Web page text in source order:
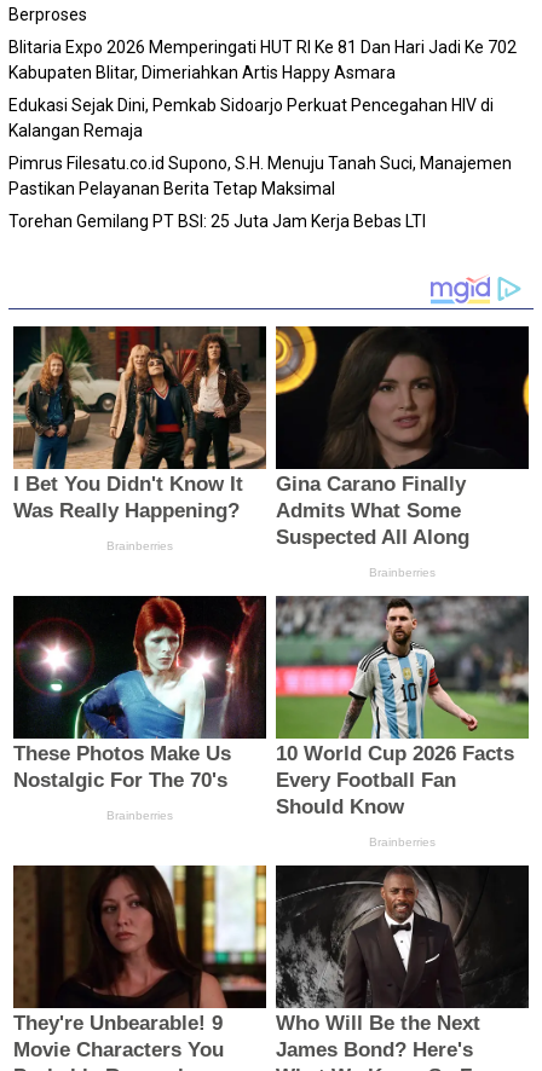
Berproses
Blitaria Expo 2026 Memperingati HUT RI Ke 81 Dan Hari Jadi Ke 702
Kabupaten Blitar, Dimeriahkan Artis Happy Asmara
Edukasi Sejak Dini, Pemkab Sidoarjo Perkuat Pencegahan HIV di
Kalangan Remaja
Pimrus Filesatu.co.id Supono, S.H. Menuju Tanah Suci, Manajemen
Pastikan Pelayanan Berita Tetap Maksimal
Torehan Gemilang PT BSI: 25 Juta Jam Kerja Bebas LTI